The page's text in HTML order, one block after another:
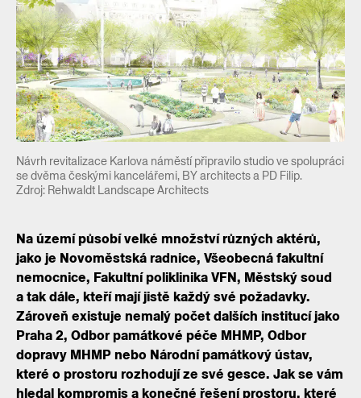
Návrh revitalizace Karlova náměstí připravilo studio ve spolupráci
se dvěma českými kancelářemi, BY architects a PD Filip.
Zdroj: Rehwaldt Landscape Architects
Na území působí velké množství různých aktérů,
jako je Novoměstská radnice, Všeobecná fakultní
nemocnice, Fakultní poliklinika VFN, Městský soud
a tak dále, kteří mají jistě každý své požadavky.
Zároveň existuje nemalý počet dalších institucí jako
Praha 2, Odbor památkové péče MHMP, Odbor
dopravy MHMP nebo Národní památkový ústav,
které o prostoru rozhodují ze své gesce. Jak se vám
hledal kompromis a konečné řešení prostoru, které